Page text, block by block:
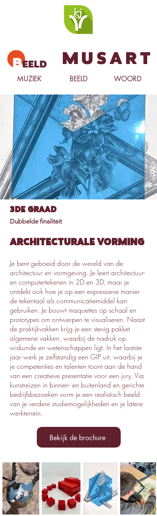
Musart
MUZIEK BEELD WOORD
3de graad
Dubbelde finaliteit
Architecturale Vorming
Je bent geboeid door de wereld van de
architectuur en vormgeving. Je leert architectuur-
en computertekenen in 2D en 3D, maar je
ontdekt ook hoe je op een expressieve manier
de tekentaal als communicatiemiddel kan
gebruiken. Je bouwt maquettes op schaal en
prototypes om ontwerpen te visualiseren. Naast
de praktijkvakken krijg je een stevig pakket
algemene vakken, waarbij de nadruk op
wiskunde en wetenschappen ligt. In het laatste
jaar werk je zelfstandig een GIP uit, waarbij je
je competenties en talenten toont aan de hand
van een creatieve presentatie voor een jury. Via
kunstreizen in binnen- en buitenland en gerichte
bedrijfsbezoeken vorm je een realistisch beeld
van je verdere studiemogelijkheden en je latere
werkterrein.
Bekijk de brochure